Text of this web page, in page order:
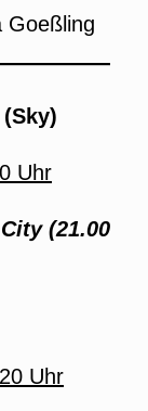
Goeßling
Uhr
(21.00
Uhr